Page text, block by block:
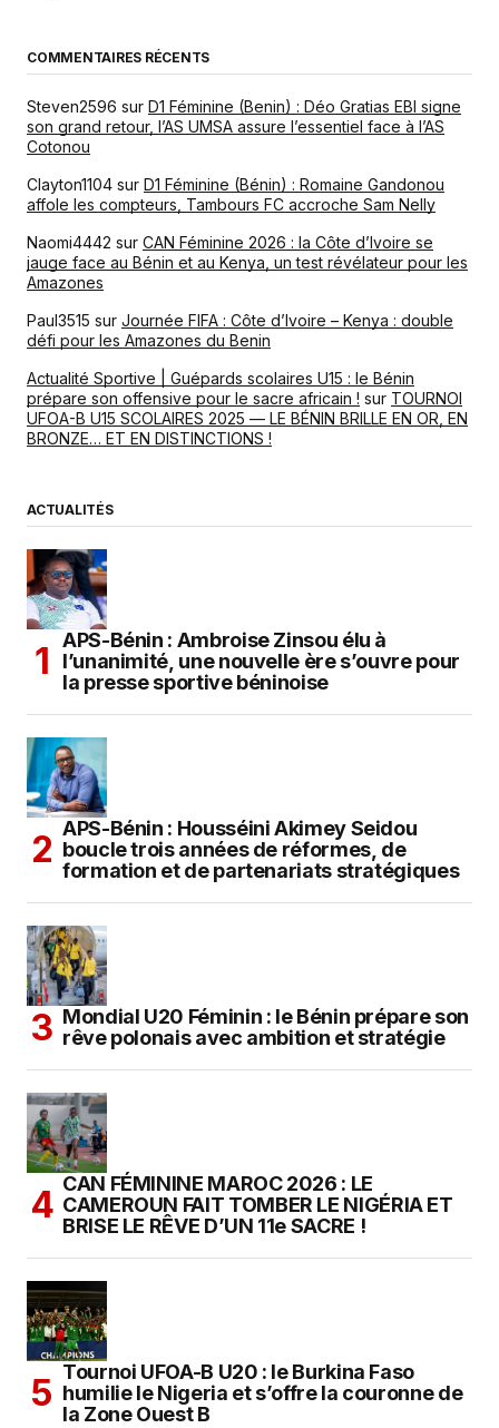
COMMENTAIRES RÉCENTS
Steven2596 sur D1 Féminine (Benin) : Déo Gratias EBI signe
son grand retour, l’AS UMSA assure l’essentiel face à l’AS
Cotonou
Clayton1104 sur D1 Féminine (Bénin) : Romaine Gandonou
affole les compteurs, Tambours FC accroche Sam Nelly
Naomi4442 sur CAN Féminine 2026 : la Côte d’Ivoire se
jauge face au Bénin et au Kenya, un test révélateur pour les
Amazones
Paul3515 sur Journée FIFA : Côte d’Ivoire – Kenya : double
défi pour les Amazones du Benin
Actualité Sportive | Guépards scolaires U15 : le Bénin
prépare son offensive pour le sacre africain ! sur TOURNOI
UFOA-B U15 SCOLAIRES 2025 — LE BÉNIN BRILLE EN OR, EN
BRONZE… ET EN DISTINCTIONS !
ACTUALITÉS
APS-Bénin : Ambroise Zinsou élu à
l’unanimité, une nouvelle ère s’ouvre pour
la presse sportive béninoise
APS-Bénin : Housséini Akimey Seidou
boucle trois années de réformes, de
formation et de partenariats stratégiques
Mondial U20 Féminin : le Bénin prépare son
rêve polonais avec ambition et stratégie
CAN FÉMININE MAROC 2026 : LE
CAMEROUN FAIT TOMBER LE NIGÉRIA ET
BRISE LE RÊVE D’UN 11e SACRE !
Tournoi UFOA-B U20 : le Burkina Faso
humilie le Nigeria et s’offre la couronne de
la Zone Ouest B